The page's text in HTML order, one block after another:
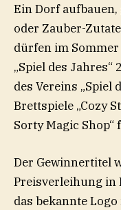
Ein Dorf
oder Zauber-
dürfen im
„Spiel des
des Vereins „Spiel
Brettspiele „Cozy
Sorty Magic
Der Gewinnertitel
Preisverleihung in
das bekannte